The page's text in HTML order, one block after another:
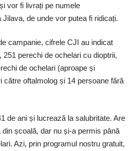
vor fi livrați pe numele
de unde vor putea fi ridicați.
campanie, cifrele CJI au indicat
perechi de ochelari cu dioptrii,
de ochelari (aproape și
către oftalmolog și 14 persoane fără
de ani și lucrează la salubritate. Are
școală, dar nu și-a permis până
Azi, prin programul nostru gratuit,